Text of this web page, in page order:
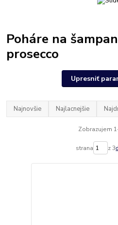
Poháre na
prosecco
Upresniť
Najnovšie Najlacnejšie
Zobrazujem
strana z 3